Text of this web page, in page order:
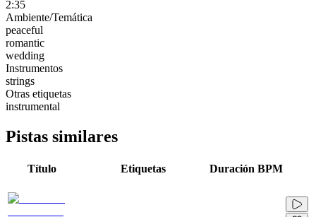
2:35
Ambiente/Temática
peaceful
romantic
wedding
Instrumentos
strings
Otras etiquetas
instrumental
Pistas similares
Título Etiquetas Duración BPM